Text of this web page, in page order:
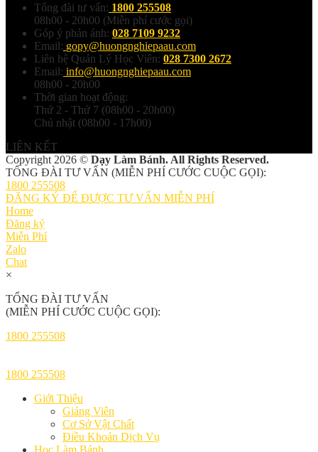
Tổng đài tư vấn: 1800 255508
08h00 - 20h00 (Miễn phí cước gọi)
Góp ý phản ánh: 028 7109 9232
Email: gopy@huongnghiepaau.com
Liên hệ Quản Lý Học Viên: 028 7300 2672
Email: info@huongnghiepaau.com
08h00 - 20h00
Thời gian hoạt động:
Thứ 2 - Thứ 7 (08h00 - 20h00)
Chủ nhật (08h00 - 17h00)
LIÊN KẾT
Copyright 2026 © Dạy Làm Bánh. All Rights Reserved.
TỔNG ĐÀI TƯ VẤN (MIỄN PHÍ CƯỚC CUỘC GỌI):
1800 255508
ĐĂNG KÝ ĐỂ ĐƯỢC TƯ VẤN MIỄN PHÍ
Home
Đăng ký
Miễn Phí
Zalo
Chat
×
TỔNG ĐÀI TƯ VẤN
(MIỄN PHÍ CƯỚC CUỘC GỌI):
1800 255508
1800 255508
Giới Thiệu
Giảng Viên
Cơ Sở Vật Chất
Điều Khoản Dịch Vụ
Học Làm Bánh